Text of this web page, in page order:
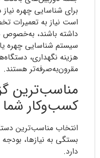
برای شناسایی چهره
است نیاز به تعمیرات
داشته باشند، به‌خصوص
سیستم شناسایی چهره یا
هزینه نگهداری،
مقرون‌به‌صرفه‌تر هستند.
مناسب‌ترین
کسب‌وکار شما
انتخاب مناسب‌ترین
بستگی به نیازها،
دارد.